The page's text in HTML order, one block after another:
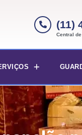
(11)
Central